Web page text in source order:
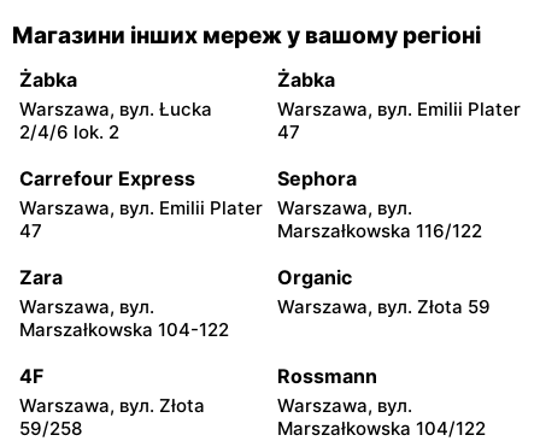
Chorten
Warszawa, вул. Franciszka
Żymirskiego 7/168u
Warszawa, вул.
Wejherowska 20
Chorten
6/18
Chorten
Barkocińska 6
Chorten
28\U4
Chorten
Chorten
Romana Abrahama 7a
Chorten
Wrocławska 27 lok.100/103
Chorten Chorten
Магазини інших мереж у вашому регіоні
Żabka
Warszawa, вул. Łucka
2/4/6 lok. 2
Żabka
Warszawa, вул. Emilii Plater
47
Carrefour Express
Warszawa, вул. Emilii Plater
47
Sephora
Warszawa, вул.
Marszałkowska 116/122
Zara
Warszawa, вул.
Marszałkowska 104-122
Organic
Warszawa, вул. Złota 59
4F
Warszawa, вул. Złota
59/258
Rossmann
Warszawa, вул.
Marszałkowska 104/122